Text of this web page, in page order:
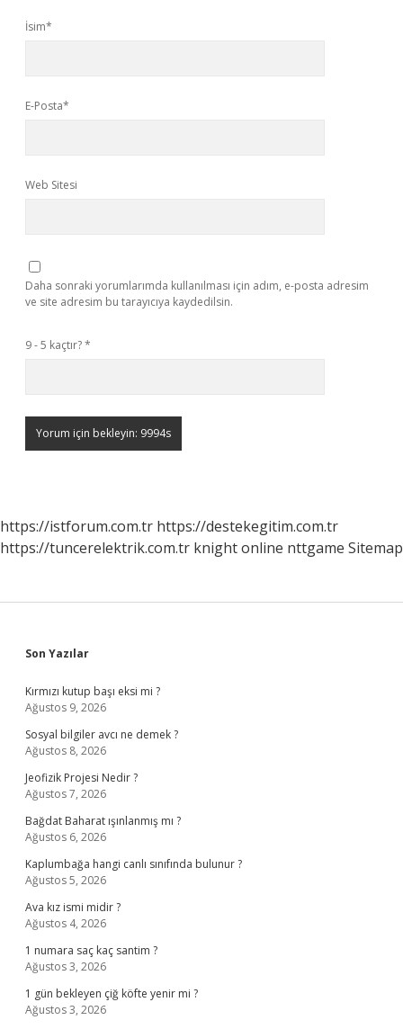
İsim*
E-Posta*
Web Sitesi
Daha sonraki yorumlarımda kullanılması için adım, e-posta adresim
ve site adresim bu tarayıcıya kaydedilsin.
9 - 5 kaçtır?*
https://istforum.com.tr https://destekegitim.com.tr
https://tuncerelektrik.com.tr knight online nttgame Sitemap
Sidebar
Son Yazılar
Kırmızı kutup başı eksi mi ?
Ağustos 9, 2026
Sosyal bilgiler avcı ne demek ?
Ağustos 8, 2026
Jeofizik Projesi Nedir ?
Ağustos 7, 2026
Bağdat Baharat ışınlanmış mı ?
Ağustos 6, 2026
Kaplumbağa hangi canlı sınıfında bulunur ?
Ağustos 5, 2026
Ava kız ismi midir ?
Ağustos 4, 2026
1 numara saç kaç santim ?
Ağustos 3, 2026
1 gün bekleyen çiğ köfte yenir mi ?
Ağustos 3, 2026